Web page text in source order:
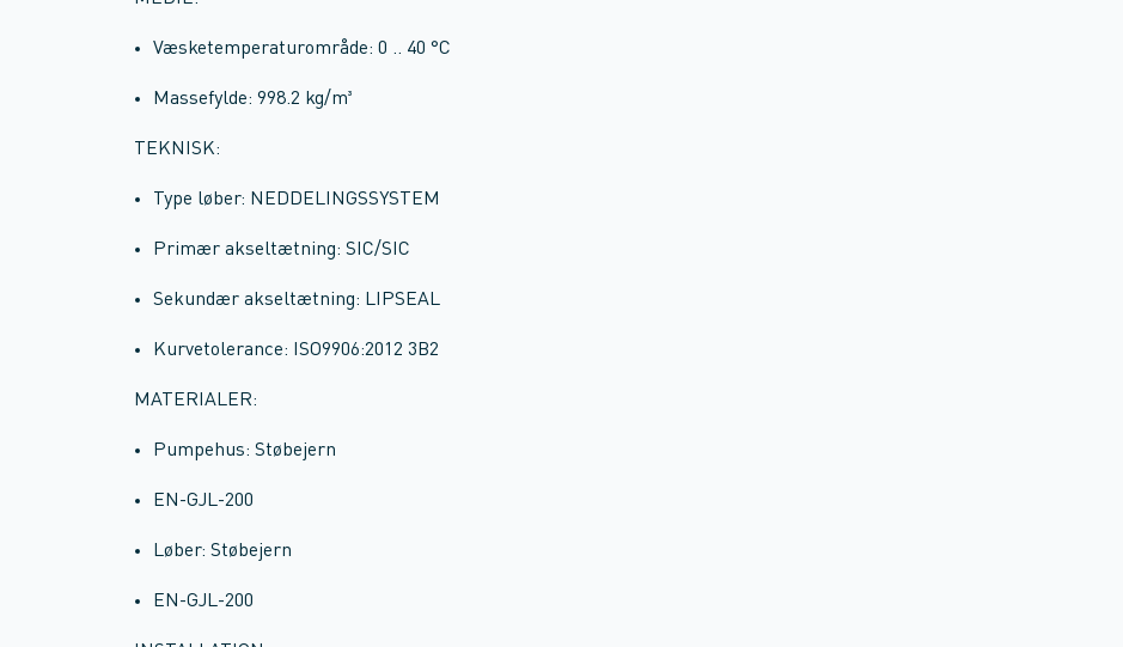
Væsketemperaturområde: 0 .. 40 °C
Massefylde: 998.2 kg/m³
TEKNISK:
Type løber: NEDDELINGSSYSTEM
Primær akseltætning: SIC/SIC
Sekundær akseltætning: LIPSEAL
Kurvetolerance: ISO9906:2012 3B2
MATERIALER:
Pumpehus: Støbejern
EN-GJL-200
Løber: Støbejern
EN-GJL-200